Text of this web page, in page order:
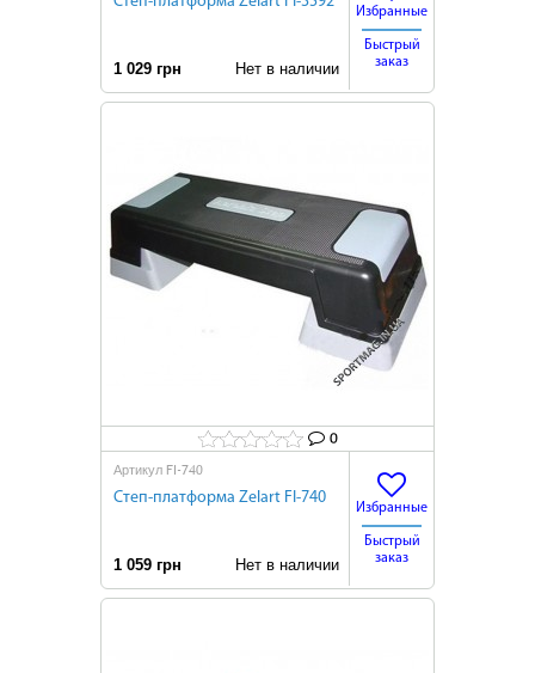
1 029 грн Нет в наличии
Избранные
Быстрый
заказ
0
Артикул FI-740
Степ-платформа Zelart FI-740
1 059 грн Нет в наличии
Избранные
Быстрый
заказ